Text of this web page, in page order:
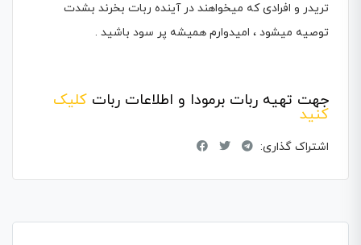
تریدر و افرادی که میخواهند در آینده ربات بخرند بشدت
توصیه میشود ، امیدوارم همیشه پر سود باشید .
جهت تهیه ربات برمودا و اطلاعات ربات کلیک
کنید
اشتراک گذاری: